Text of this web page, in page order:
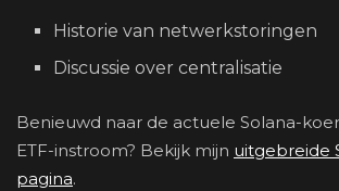
Historie van netwerkstoringen
Discussie over centralisatie
Benieuwd naar de actuele Solana-
ETF-instroom? Bekijk mijn uitgebreide
pagina.